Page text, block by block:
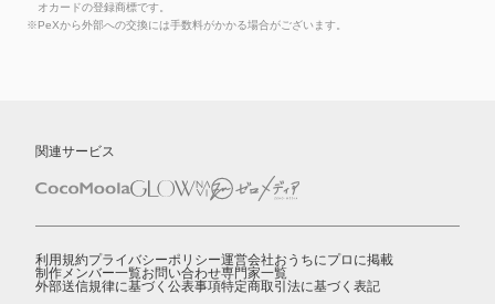
オカードの登録商標です。
※PeXから外部への交換には手数料がかかる場合がございます。
関連サービス
利用規約プライバシーポリシー運営会社おうちにプロに掲載
制作メンバー一覧お問い合わせ専門家一覧
外部送信規律に基づく公表事項特定商取引法に基づく表記